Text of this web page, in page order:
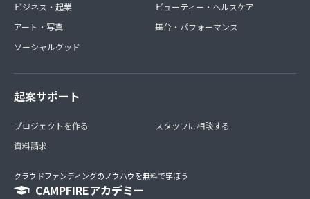
ビジネス・起業
アート・写真
ソーシャルグッド
ビューティー・ヘルスケア
舞台・パフォーマンス
起案サポート
プロジェクトを作る
資料請求
スタッフに相談する
クラウドファンディングのノウハウを無料で学ぼう
CAMPFIREアカデミー